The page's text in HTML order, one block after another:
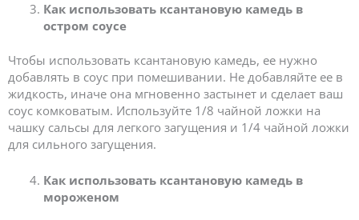
Как использовать ксантановую камедь в
остром соусе
Чтобы использовать ксантановую камедь, ее нужно
добавлять в соус при помешивании. Не добавляйте ее в
жидкость, иначе она мгновенно застынет и сделает ваш
соус комковатым. Используйте 1/8 чайной ложки на
чашку сальсы для легкого загущения и 1/4 чайной ложки
для сильного загущения.
Как использовать ксантановую камедь в
мороженом